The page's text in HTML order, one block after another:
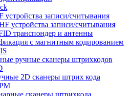
устройства записи/считывания
устройства записи/считывания
транспондер и антенны
с магнитным кодированием
ручные сканеры штрихкодов
2D сканеры штрих кода
сканеры штрихкода